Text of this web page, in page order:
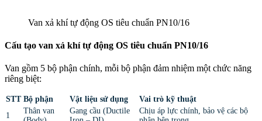
Van xả khí tự động OS tiêu chuẩn PN10/16
Cấu tạo van xả khí tự động OS tiêu chuẩn PN10/16
Van gồm 5 bộ phận chính, mỗi bộ phận đảm nhiệm một chức năng
riêng biệt:
STT Bộ phận Vật liệu sử dụng
Vai trò kỹ thuật
1
Thân van
Gang cầu (Ductile
Chịu áp lực chính, bảo vệ các bộ